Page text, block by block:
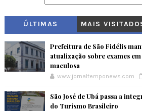
ÚLTIMAS MAIS
Prefeitura de São Fidélis
atualização sobre exames
maculosa
www.jornaltemponews.com
São José de Ubá passa a
do Turismo Brasileiro